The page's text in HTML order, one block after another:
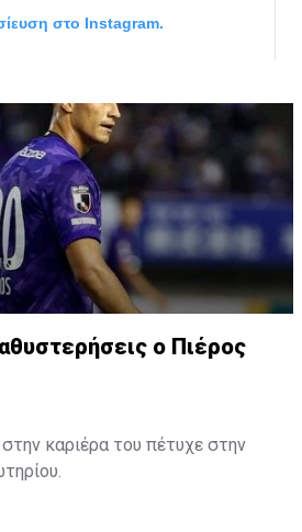
στο Instagram.
από το χρήστη David Beckham
ο Πιέρος
καριέρα του πέτυχε στην